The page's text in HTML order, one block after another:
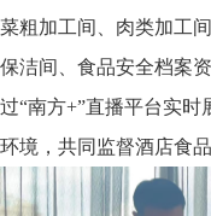
菜粗加工间、肉类加工
保洁间、食品安全档案
过“南方+”直播平台实
环境，共同监督酒店